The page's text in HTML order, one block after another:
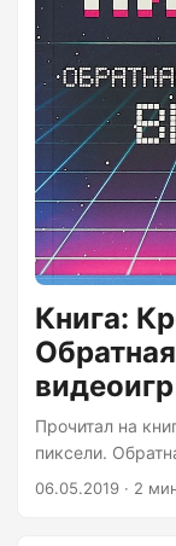
Книга:
видеоигр
Прочитал на
пиксели.
Автор
06.05.2019 · 2